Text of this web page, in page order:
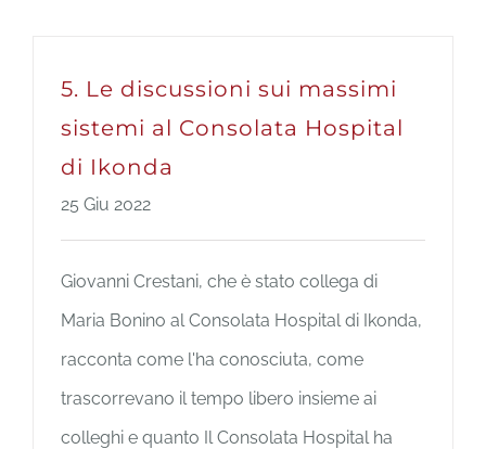
5. Le discussioni sui massimi
sistemi al Consolata Hospital
di Ikonda
25 Giu 2022
Giovanni Crestani, che è stato collega di
Maria Bonino al Consolata Hospital di Ikonda,
racconta come l'ha conosciuta, come
trascorrevano il tempo libero insieme ai
colleghi e quanto Il Consolata Hospital ha